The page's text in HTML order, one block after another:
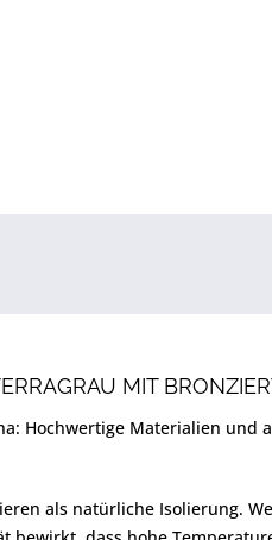
MIT
Hochwertige Materialien
als natürliche Isolierung.